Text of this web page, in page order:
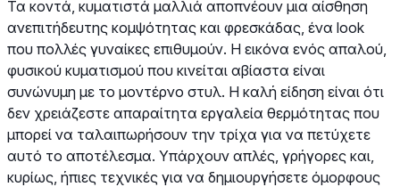
Τα κοντά, κυματιστά μαλλιά αποπνέουν μια αίσθηση
ανεπιτήδευτης κομψότητας και φρεσκάδας, ένα look
που πολλές γυναίκες επιθυμούν. Η εικόνα ενός απαλού,
φυσικού κυματισμού που κινείται αβίαστα είναι
συνώνυμη με το μοντέρνο στυλ. Η καλή είδηση είναι ότι
δεν χρειάζεστε απαραίτητα εργαλεία θερμότητας που
μπορεί να ταλαιπωρήσουν την τρίχα για να πετύχετε
αυτό το αποτέλεσμα. Υπάρχουν απλές, γρήγορες και,
κυρίως, ήπιες τεχνικές για να δημιουργήσετε όμορφους